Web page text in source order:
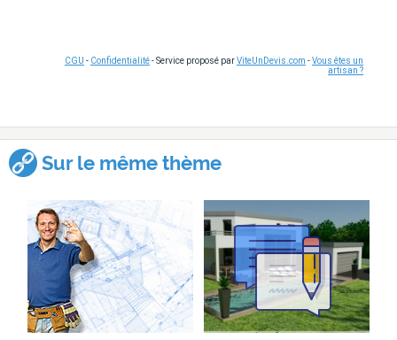
CGU - Confidentialité- Service proposé parViteUnDevis.com -Vous êtes un
artisan ?
Sur le même thème